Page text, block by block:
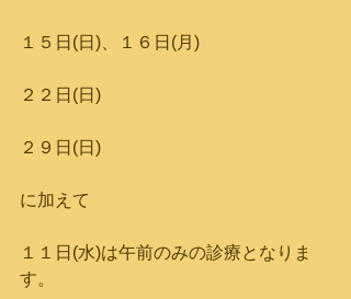
１５日(日)、１６日(月)
２２日(日)
２９日(日)
に加えて
１１日(水)は午前のみの診療となりま
す。